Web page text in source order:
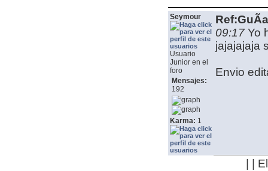
Seymour
Usuario
Junior en el
foro
Mensajes:
192
Karma: 1
09:17 Yo
jajajajaja
Envio
| |